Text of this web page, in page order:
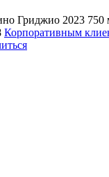
Гриджио 2023 750
Корпоративным